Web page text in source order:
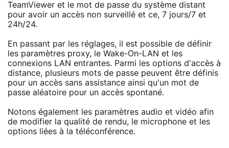
TeamViewer et le mot de passe du système distant
pour avoir un accès non surveillé et ce, 7 jours/7 et
24h/24.
En passant par les réglages, il est possible de définir
les paramètres proxy, le Wake-On-LAN et les
connexions LAN entrantes. Parmi les options d'accès à
distance, plusieurs mots de passe peuvent être définis
pour un accès sans assistance ainsi qu'un mot de
passe aléatoire pour un accès spontané.
Notons également les paramètres audio et vidéo afin
de modifier la qualité de rendu, le microphone et les
options liées à la téléconférence.